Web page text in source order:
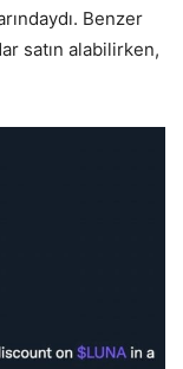
Benzer
satın alabilirken,